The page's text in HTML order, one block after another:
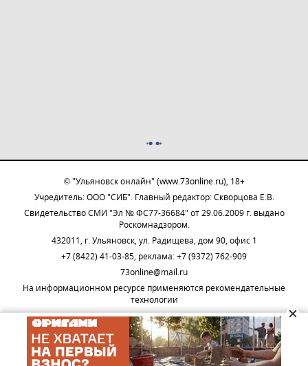
© "Ульяновск онлайн" (www.73online.ru), 18+
Учредитель: ООО "СИБ". Главный редактор: Скворцова Е.В.
Свидетельство СМИ "Эл № ФС77-36684" от 29.06.2009 г. выдано
Роскомнадзором.
432011, г. Ульяновск, ул. Радищева, дом 90, офис 1
+7 (8422) 41-03-85, реклама: +7 (9372) 762-909
73online@mail.ru
На информационном ресурсе применяются рекомендательные
технологии